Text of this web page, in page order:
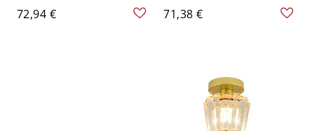
Jour en Verre Clair Semi-
Encastré en Noir et Or -
72,94 €
intérieur en or et noir -
110 V-120 V Conique
71,38 €